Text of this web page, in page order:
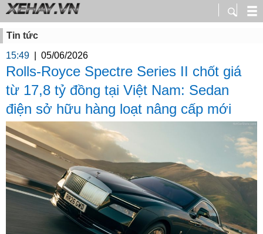
Tin tức
15:49
05/06/2026
Rolls-Royce Spectre Series II chốt giá
từ 17,8 tỷ đồng tại Việt Nam: Sedan
điện sở hữu hàng loạt nâng cấp mới